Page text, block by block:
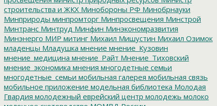
строительства и ЖКХ Минобороны РФ Минобрнауки
Минприроды минпромторг Минпросвещения Минстрой
Минтранс Минтруд Минфин Минэкономразвития
Минэнерго МИР митинг Михаил Мишустин Михаил Озимок
младенцы Младушка мнение мнение_Кузовин
мнение_медицина мнение_Райт Мнение_Тиховский
мнение_экономика мнения многодетные семьи
многодетные_семьи мобильная галерея мобильная связь
мобильное приложение модельная библиотека Молодая
Гвардия молодежный еврейский центр молодежь молоко